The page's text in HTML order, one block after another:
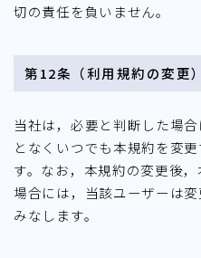
切の責任を負いません。
第12条（利用規約の変更）
当社は，必要と判断した場
となくいつでも本規約を変
す。なお，本規約の変更後
場合には，当該ユーザーは
みなします。